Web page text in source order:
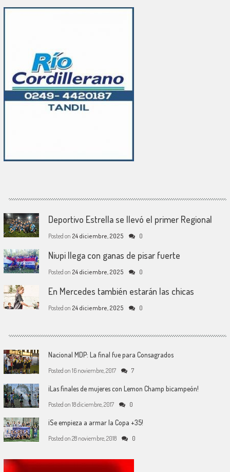
Deportivo Estrella se llevó el primer Regional
Posted on 24 diciembre, 2025 0
Niupi llega con ganas de pisar fuerte
Posted on 24 diciembre, 2025 0
En Mercedes también estarán las chicas
Posted on 24 diciembre, 2025 0
Nacional MDP: La final fue para Consagrados
Posted on 16 noviembre, 2017 7
¡Las finales de mujeres con Lemon Champ bicampeón!
Posted on 18 diciembre, 2017 0
¡Se empieza a armar la Copa +35!
Posted on 28 noviembre, 2018 0